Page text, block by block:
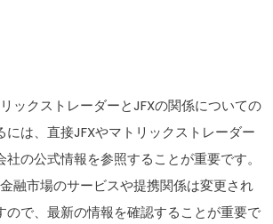
ックストレーダーとJFXの関係についての
には、直接JFXやマトリックストレーダー
社の公式情報を参照することが重要です。
融市場のサービスや提携関係は変更され
ので、最新の情報を確認することが重要で